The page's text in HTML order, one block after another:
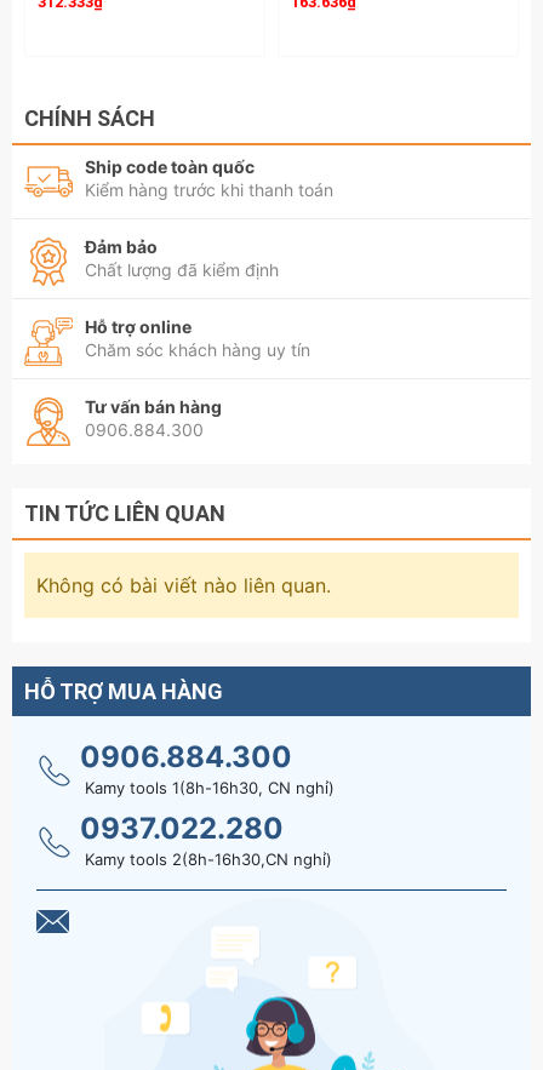
CHÍNH SÁCH
Ship code toàn quốc
Kiểm hàng trước khi thanh toán
Đảm bảo
Chất lượng đã kiểm định
Hỗ trợ online
Chăm sóc khách hàng uy tín
Tư vấn bán hàng
0906.884.300
TIN TỨC LIÊN QUAN
Không có bài viết nào liên quan.
HỖ TRỢ MUA HÀNG
0906.884.300
Kamy tools 1(8h-16h30, CN nghỉ)
0937.022.280
Kamy tools 2(8h-16h30,CN nghỉ)